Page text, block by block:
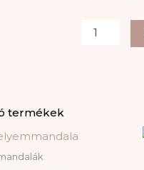
Őseredet
termékek